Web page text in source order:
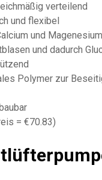
verteilend
und flexibel
und
und dadurch
Polymer zur
= €70.83)